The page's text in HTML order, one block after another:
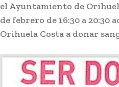
el Ayuntamiento de
de febrero de 16:30 a 20:30
Orihuela Costa a donar